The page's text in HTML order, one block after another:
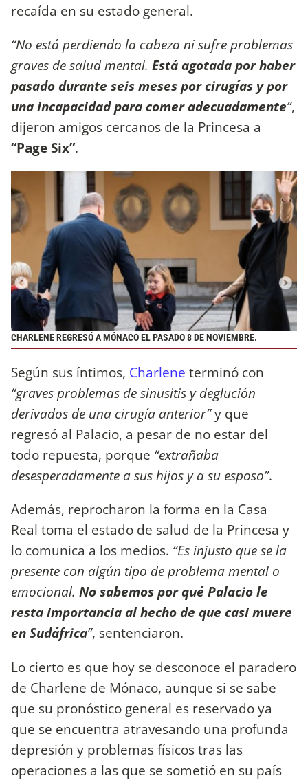
recaída en su estado general.
“No está perdiendo la cabeza ni sufre problemas
graves de salud mental. Está agotada por haber
pasado durante seis meses por cirugías y por
una incapacidad para comer adecuadamente”,
dijeron amigos cercanos de la Princesa a
“Page Six”.
CHARLENE REGRESÓ A MÓNACO EL PASADO 8 DE NOVIEMBRE.
Según sus íntimos, Charlene terminó con
“graves problemas de sinusitis y deglución
derivados de una cirugía anterior”y que
regresó al Palacio, a pesar de no estar del
todo repuesta, porque “extrañaba
desesperadamente a sus hijos y a su esposo”.
Además, reprocharon la forma en la Casa
Real toma el estado de salud de la Princesa y
lo comunica a los medios. “Es injusto que se la
presente con algún tipo de problema mental o
emocional. No sabemos por qué Palacio le
resta importancia al hecho de que casi muere
en Sudáfrica”, sentenciaron.
Lo cierto es que hoy se desconoce el paradero
de Charlene de Mónaco, aunque si se sabe
que su pronóstico general es reservado ya
que se encuentra atravesando una profunda
depresión y problemas físicos tras las
operaciones a las que se sometió en su país